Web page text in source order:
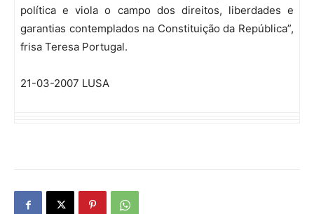
política e viola o campo dos direitos, liberdades e
garantias contemplados na Constituição da República”,
frisa Teresa Portugal.
21-03-2007 LUSA